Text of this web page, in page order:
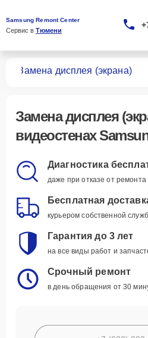
Samsung Remont Center
Сервис в Тюмени
Замена дисплея (экрана)
Замена дисплея
видеостенах
Диагностика
даже при отказе от ремонта
Бесплатная
курьером собственной
Гарантия до 3 лет
на все виды работ и
Срочный ремонт
в день обращения от 30